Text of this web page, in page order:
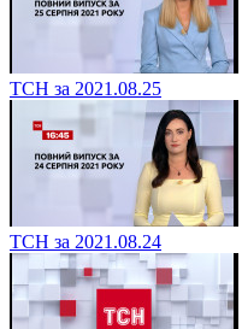
ТСН за 2021.08.25
ТСН за 2021.08.24